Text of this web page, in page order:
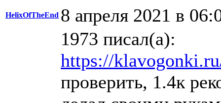
HelixOfTheEnd 8 апреля 2021 в
1973 писал(а):
https://
проверить, 1.4к